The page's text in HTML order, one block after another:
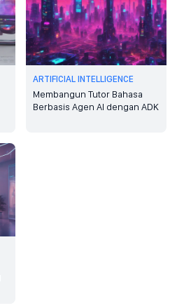
ARTIFICIAL INTELLIGENCE
Membangun Tutor Bahasa
Berbasis Agen AI dengan ADK